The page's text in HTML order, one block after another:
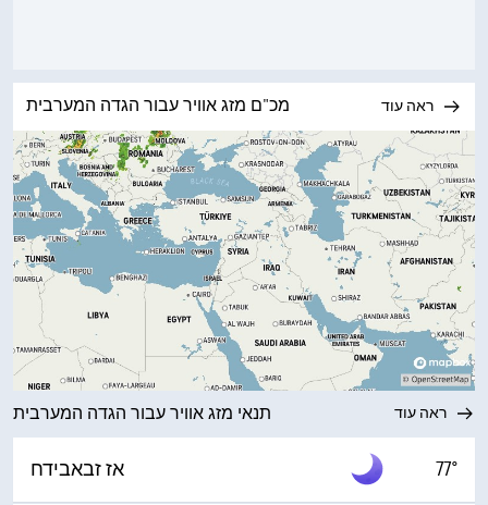
מכ"ם מזג אוויר עבור הגדה המערבית ראה עוד
תנאי מזג אוויר עבור הגדה המערבית ראה עוד
אז זבאבידח 77°